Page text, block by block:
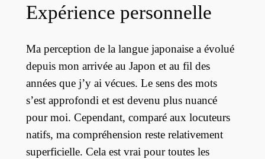
Expérience personnelle
Ma perception de la langue japonaise a évolué
depuis mon arrivée au Japon et au fil des
années que j’y ai vécues. Le sens des mots
s’est approfondi et est devenu plus nuancé
pour moi. Cependant, comparé aux locuteurs
natifs, ma compréhension reste relativement
superficielle. Cela est vrai pour toutes les